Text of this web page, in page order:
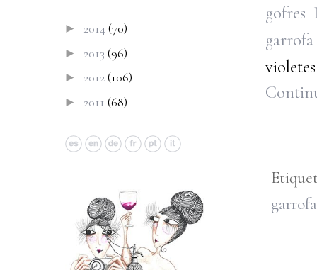
gofres
garrofa
garrofa
► 2014(70)
► 2013 (96)
► 2012(106)
► 2011 (68)